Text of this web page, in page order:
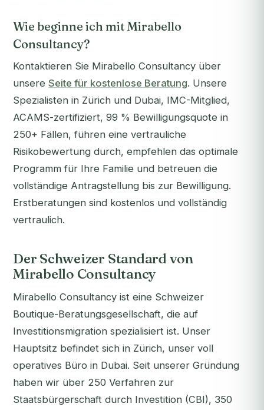
Wie beginne ich mit Mirabello
Consultancy?
Kontaktieren Sie Mirabello Consultancy über
unsere Seite für kostenlose Beratung. Unsere
Spezialisten in Zürich und Dubai, IMC-Mitglied,
ACAMS-zertifiziert, 99 % Bewilligungsquote in
250+ Fällen, führen eine vertrauliche
Risikobewertung durch, empfehlen das optimale
Programm für Ihre Familie und betreuen die
vollständige Antragstellung bis zur Bewilligung.
Erstberatungen sind kostenlos und vollständig
vertraulich.
Der Schweizer Standard von
Mirabello Consultancy
Mirabello Consultancy ist eine Schweizer
Boutique-Beratungsgesellschaft, die auf
Investitionsmigration spezialisiert ist. Unser
Hauptsitz befindet sich in Zürich, unser voll
operatives Büro in Dubai. Seit unserer Gründung
haben wir über 250 Verfahren zur
Staatsbürgerschaft durch Investition (CBI), 350